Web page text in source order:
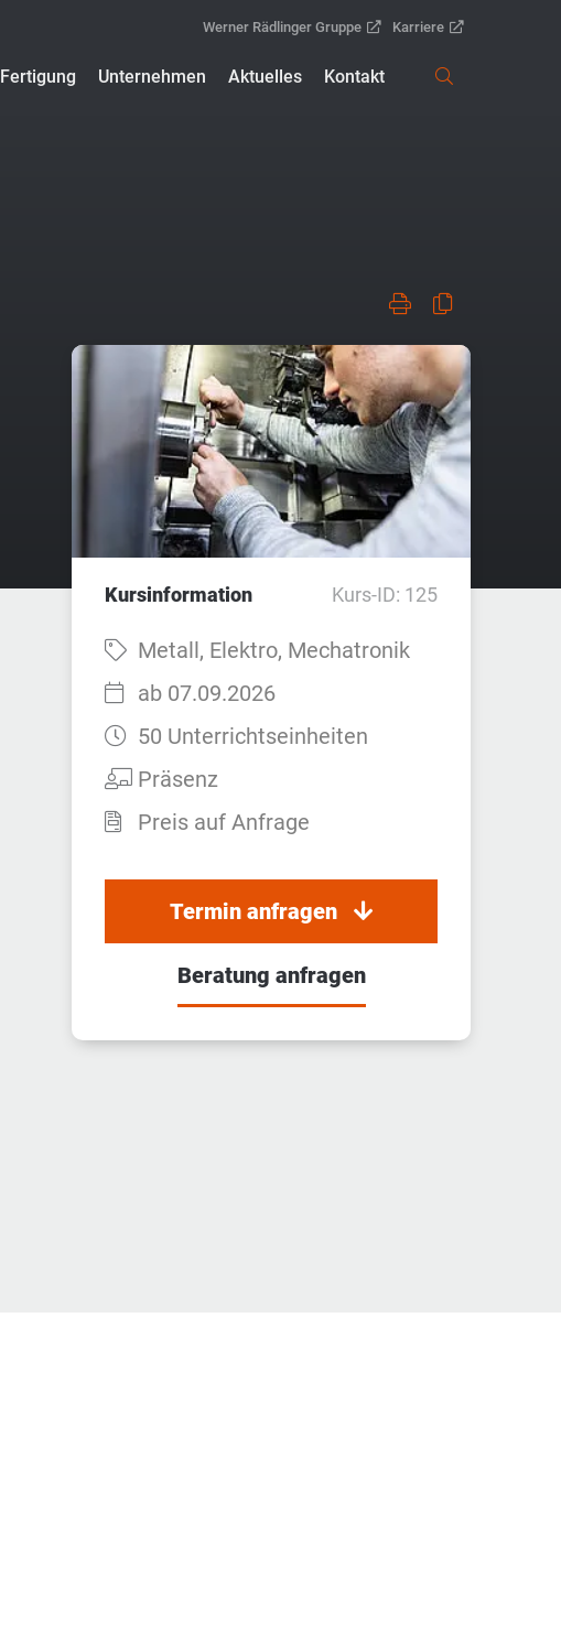
Werner Rädlinger Gruppe Karriere
Fertigung Unternehmen Aktuelles Kontakt
Kursinformation Kurs-ID: 125
Fach:Metall, Elektro, Mechatronik
Startzeit:
ab 07.09.2026
Dauer:50 Unterrichtseinheiten
Teilnahmeart:
Präsenz
Preis auf Anfrage
Termin anfragen
Beratung anfragen